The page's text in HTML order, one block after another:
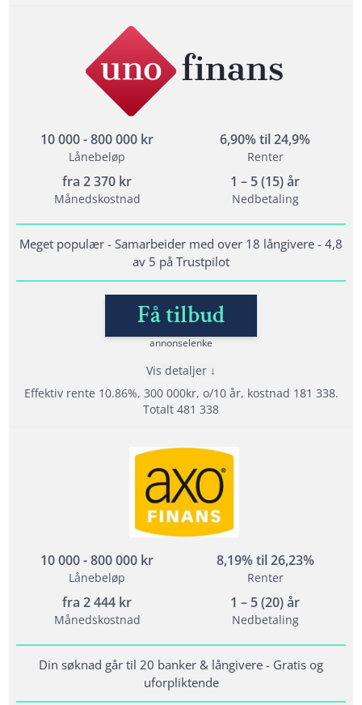
Les mer om Sambla →
Sammenlign over 20 långivere
Refinansiere med opptil 15 års nedbetalingstid
Helt gratis og uforpliktende søknad
Minimum alder: 18 år
Krav til inntekt: 10 000 måned
betalingsanmerkninger
Nedbetalingstid: 1 - 15 år
Effektiv Rente: 5,01% – 25,00%
Les mer om DigiFinans →
10 000 - 800 000 kr
Lånebeløp
6,90% til 24,9%
Renter
fra 2 370 kr
Månedskostnad
1 – 5 (15) år
Nedbetaling
Meget populær - Samarbeider med over 18 långivere - 4,8
av 5 på Trustpilot
Få tilbud
annonselenke
Effektiv rente 10.86%, 300 000kr, o/10 år, kostnad 181 338.
Totalt 481 338
Vis detaljer
Samarbeider med hele 18 långivere
4,8 av 5 i rating på Trustpilot (4,8)
Tilbyr refinansiering
Minimum alder: 20 år
Krav til inntekt: 120 000
10 000 - 800 000 kr
Lånebeløp
8,19% til 26,23%
Renter
fra 2 444 kr
Månedskostnad
1 – 5 (20) år
Nedbetaling
Din søknad går til 20 banker & långivere - Gratis og
uforpliktende